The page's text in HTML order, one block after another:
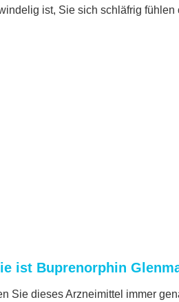
ist, Sie sich schläfrig
ist Buprenorphin
Sie dieses Arzneimittel immer